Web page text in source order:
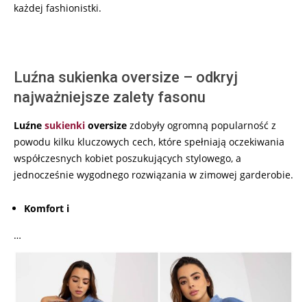
każdej fashionistki.
Luźna sukienka oversize – odkryj
najważniejsze zalety fasonu
Luźne sukienki oversize zdobyły ogromną popularność z
powodu kilku kluczowych cech, które spełniają oczekiwania
współczesnych kobiet poszukujących stylowego, a
jednocześnie wygodnego rozwiązania w zimowej garderobie.
Komfort i
…